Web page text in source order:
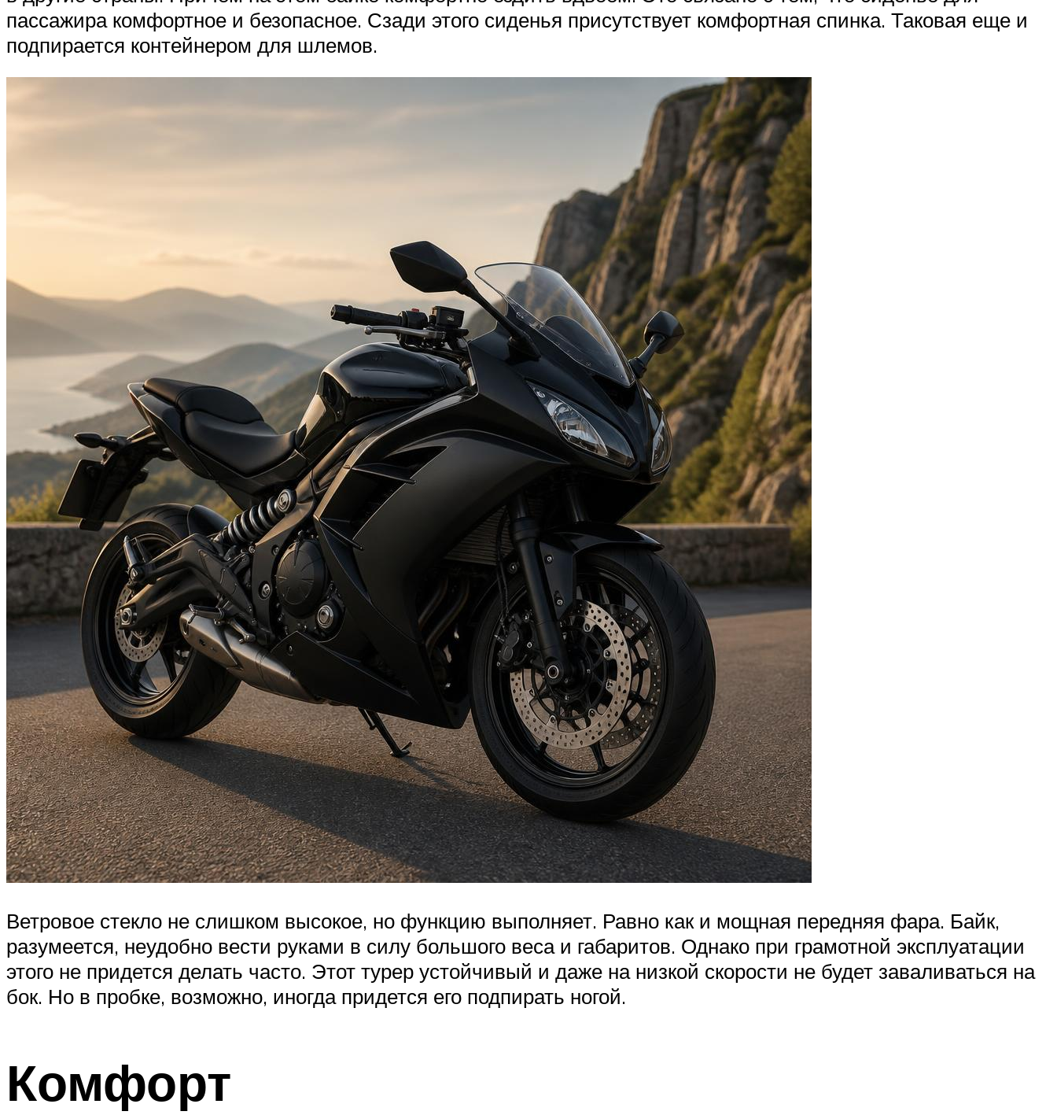
пассажира комфортное и безопасное. Сзади этого сиденья присутствует комфортная спинка. Таковая еще и
подпирается контейнером для шлемов.
Ветровое стекло не слишком высокое, но функцию выполняет. Равно как и мощная передняя фара. Байк,
разумеется, неудобно вести руками в силу большого веса и габаритов. Однако при грамотной эксплуатации
этого не придется делать часто. Этот турер устойчивый и даже на низкой скорости не будет заваливаться на
бок. Но в пробке, возможно, иногда придется его подпирать ногой.
Комфорт